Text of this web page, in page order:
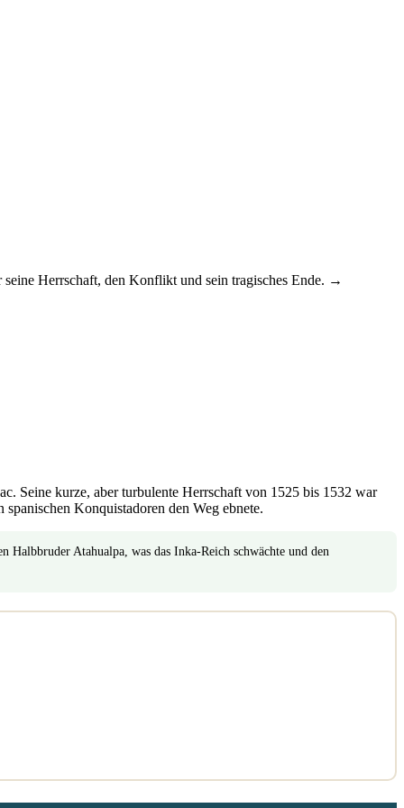
Herrschaft, den Konflikt und sein tragisches Ende. →
Seine kurze, aber turbulente Herrschaft von 1525 bis 1532 war
Konquistadoren den Weg ebnete.
Halbbruder Atahualpa, was das Inka-Reich schwächte und den